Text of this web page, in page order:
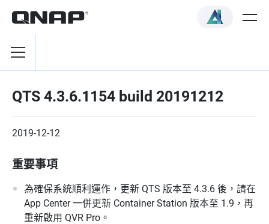
QTS 4.3.6.1154 build 20191212
2019-12-12
重要事項
為確保系統順利運作，更新 QTS 版本至 4.3.6 後，請在
App Center 一併更新 Container Station 版本至 1.9，再
重新啟用 QVR Pro。